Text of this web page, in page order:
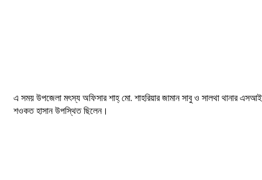
এ সময় উপজেলা মৎস্য অফিসার শাহ্ মো. শাহরিয়ার জামান সাবু ও সালথা থানার এসআই
শওকত হাসান উপস্থিত ছিলেন।